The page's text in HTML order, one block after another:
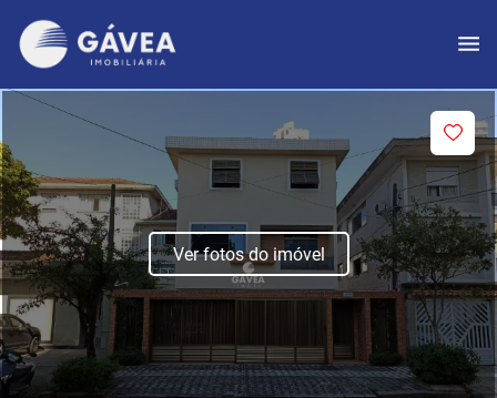
Ver fotos do imóvel